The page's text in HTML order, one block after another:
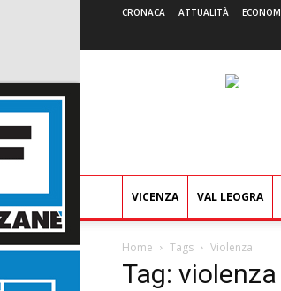
CRONACA ATTUALITÀ
VICENZA VAL LEOGRA
Home Tags Violenza
Tag: violenza